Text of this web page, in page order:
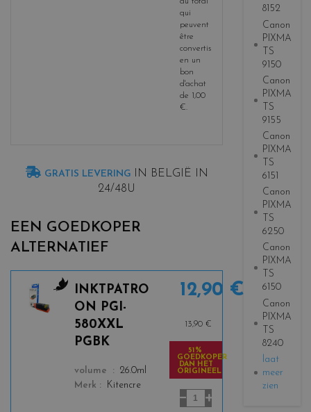
qui
peuvent
être
convertis
en un
bon
d'achat
de 1,00
€.
GRATIS LEVERING IN BELGIË IN
24/48U
EEN GOEDKOPER
ALTERNATIEF
INKTPATRO
ON PGI-
580XXL
PGBK
color
volume
26.0ml
Merk
Kitencre
12,90 €
13,90 €
51%
GOEDKOPER
DAN HET
ORIGINEEL
8152
Canon
PIXMA
TS
9150
Canon
PIXMA
TS
9155
Canon
PIXMA
TS
6151
Canon
PIXMA
TS
6250
Canon
PIXMA
TS
6150
Canon
PIXMA
TS
8240
laat
meer
zien